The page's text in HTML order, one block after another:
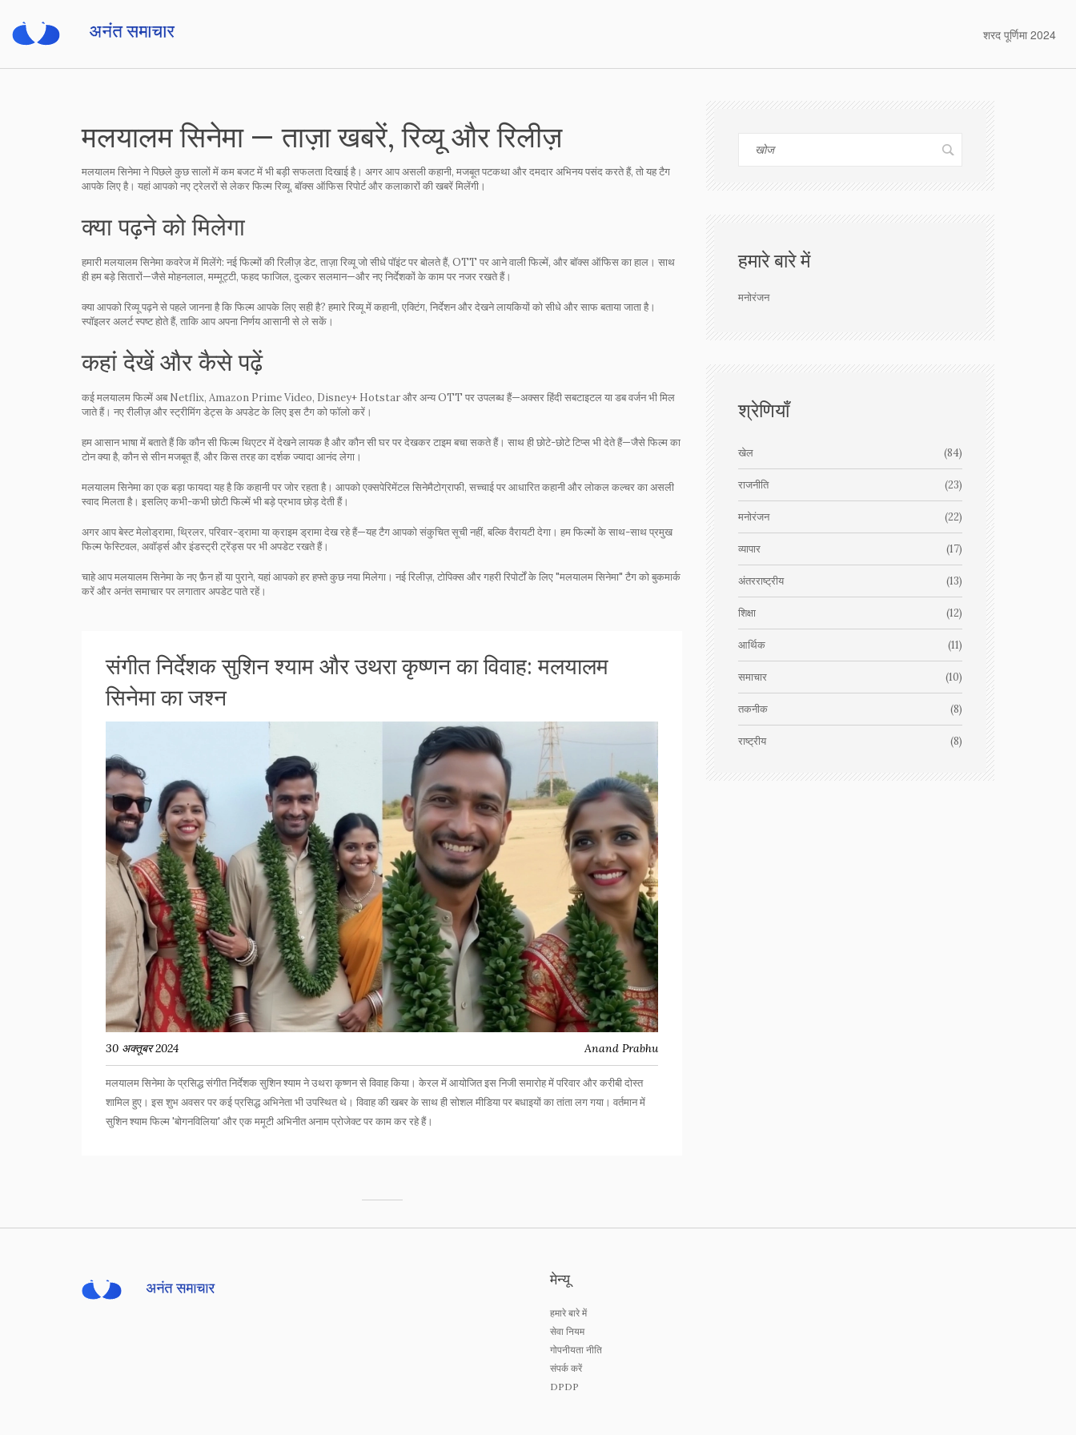
शरद पूर्णिमा 2024
मलयालम सिनेमा — ताज़ा खबरें, रिव्यू और रिलीज़
मलयालम सिनेमा ने पिछले कुछ सालों में कम बजट में भी बड़ी सफलता दिखाई है। अगर आप असली कहानी, मजबूत पटकथा और दमदार अभिनय पसंद करते हैं, तो यह टैग
आपके लिए है। यहां आपको नए ट्रेलरों से लेकर फिल्म रिव्यू, बॉक्स ऑफिस रिपोर्ट और कलाकारों की खबरें मिलेंगी।
क्या पढ़ने को मिलेगा
हमारी मलयालम सिनेमा कवरेज में मिलेंगे: नई फिल्मों की रिलीज़ डेट, ताज़ा रिव्यू जो सीधे पॉइंट पर बोलते हैं, OTT पर आने वाली फिल्में, और बॉक्स ऑफिस का हाल। साथ
ही हम बड़े सितारों—जैसे मोहनलाल, मम्मूट्टी, फहद फाजिल, दुल्कर सलमान—और नए निर्देशकों के काम पर नजर रखते हैं।
क्या आपको रिव्यू पढ़ने से पहले जानना है कि फिल्म आपके लिए सही है? हमारे रिव्यू में कहानी, एक्टिंग, निर्देशन और देखने लायकियों को सीधे और साफ बताया जाता है।
स्पॉइलर अलर्ट स्पष्ट होते हैं, ताकि आप अपना निर्णय आसानी से ले सकें।
कहां देखें और कैसे पढ़ें
कई मलयालम फिल्में अब Netflix, Amazon Prime Video, Disney+ Hotstar और अन्य OTT पर उपलब्ध हैं—अक्सर हिंदी सबटाइटल या डब वर्जन भी मिल
जाते हैं। नए रीलीज़ और स्ट्रीमिंग डेट्स के अपडेट के लिए इस टैग को फॉलो करें।
हम आसान भाषा में बताते हैं कि कौन सी फिल्म थिएटर में देखने लायक है और कौन सी घर पर देखकर टाइम बचा सकते हैं। साथ ही छोटे-छोटे टिप्स भी देते हैं—जैसे फिल्म का
टोन क्या है, कौन से सीन मजबूत हैं, और किस तरह का दर्शक ज्यादा आनंद लेगा।
मलयालम सिनेमा का एक बड़ा फायदा यह है कि कहानी पर जोर रहता है। आपको एक्सपेरिमेंटल सिनेमैटोग्राफी, सच्चाई पर आधारित कहानी और लोकल कल्चर का असली
स्वाद मिलता है। इसलिए कभी-कभी छोटी फिल्में भी बड़े प्रभाव छोड़ देती हैं।
अगर आप बेस्ट मेलोड्रामा, थ्रिलर, परिवार-ड्रामा या क्राइम ड्रामा देख रहे हैं—यह टैग आपको संकुचित सूची नहीं, बल्कि वैरायटी देगा। हम फिल्मों के साथ-साथ प्रमुख
फिल्म फेस्टिवल, अवॉर्ड्स और इंडस्ट्री ट्रेंड्स पर भी अपडेट रखते हैं।
चाहे आप मलयालम सिनेमा के नए फ़ैन हों या पुराने, यहां आपको हर हफ्ते कुछ नया मिलेगा। नई रिलीज़, टोपिक्स और गहरी रिपोर्टों के लिए "मलयालम सिनेमा" टैग को बुकमार्क
करें और अनंत समाचार पर लगातार अपडेट पाते रहें।
संगीत निर्देशक सुशिन श्याम और उथरा कृष्णन का विवाह: मलयालम
सिनेमा का जश्न
30 अक्तूबर 2024 Anand Prabhu
मलयालम सिनेमा के प्रसिद्ध संगीत निर्देशक सुशिन श्याम ने उथरा कृष्णन से विवाह किया। केरल में आयोजित इस निजी समारोह में परिवार और करीबी दोस्त
शामिल हुए। इस शुभ अवसर पर कई प्रसिद्ध अभिनेता भी उपस्थित थे। विवाह की खबर के साथ ही सोशल मीडिया पर बधाइयों का तांता लग गया। वर्तमान में
सुशिन श्याम फिल्म 'बोगनविलिया' और एक ममूटी अभिनीत अनाम प्रोजेक्ट पर काम कर रहे हैं।
हमारे बारे में
मनोरंजन
श्रेणियाँ
खेल (84)
राजनीति (23)
मनोरंजन (22)
व्यापार (17)
अंतरराष्ट्रीय (13)
शिक्षा (12)
आर्थिक (11)
समाचार (10)
तकनीक (8)
राष्ट्रीय (8)
मेन्यू
हमारे बारे में
सेवा नियम
गोपनीयता नीति
संपर्क करें
DPDP